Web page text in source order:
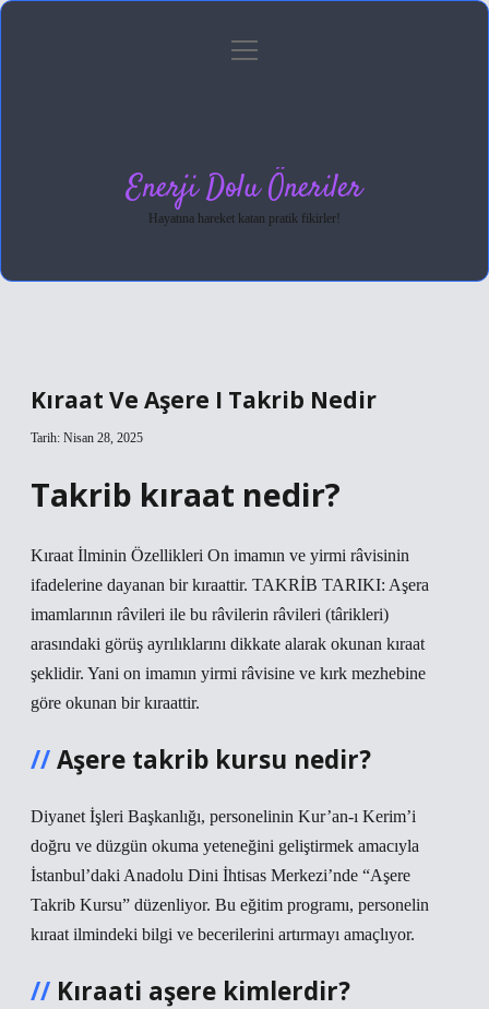
Gizlilik Politikası
menüyü
Enerji Dolu Öneriler
Hayatına hareket katan pratik fikirler!
Kıraat Ve Aşere I Takrib Nedir
Tarih: Nisan 28, 2025
Takrib kıraat nedir?
Kıraat İlminin Özellikleri On imamın ve yirmi râvisinin
ifadelerine dayanan bir kıraattir. TAKRİB TARIKI: Aşera
imamlarının râvileri ile bu râvilerin râvileri (târikleri)
arasındaki görüş ayrılıklarını dikkate alarak okunan kıraat
şeklidir. Yani on imamın yirmi râvisine ve kırk mezhebine
göre okunan bir kıraattir.
Aşere takrib kursu nedir?
Diyanet İşleri Başkanlığı, personelinin Kur’an-ı Kerim’i
doğru ve düzgün okuma yeteneğini geliştirmek amacıyla
İstanbul’daki Anadolu Dini İhtisas Merkezi’nde “Aşere
Takrib Kursu” düzenliyor. Bu eğitim programı, personelin
kıraat ilmindeki bilgi ve becerilerini artırmayı amaçlıyor.
Kıraati aşere kimlerdir?